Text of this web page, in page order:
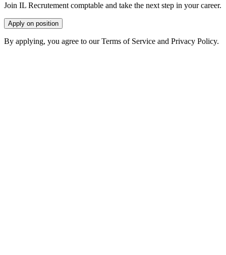
Join IL Recrutement comptable and take the next step in your career.
Apply on position
By applying, you agree to our Terms of Service and Privacy Policy.